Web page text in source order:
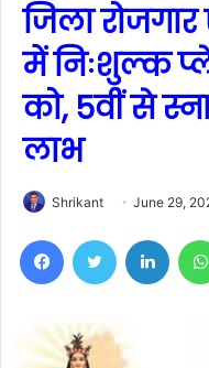
जिला
में निःशुल्क
को, 5वीं से
लाभ
Shrikant June 29,